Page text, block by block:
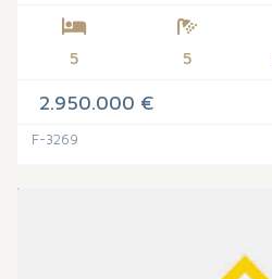
5 5
2.950.000 €
F-3269